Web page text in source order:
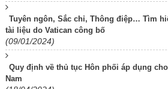
Tuyên ngôn, Sắc chỉ, Thông điệp… Tìm
tài liệu do Vatican công bố
(09/01/2024)
Quy định về thủ tục Hôn phối áp dụng
Nam